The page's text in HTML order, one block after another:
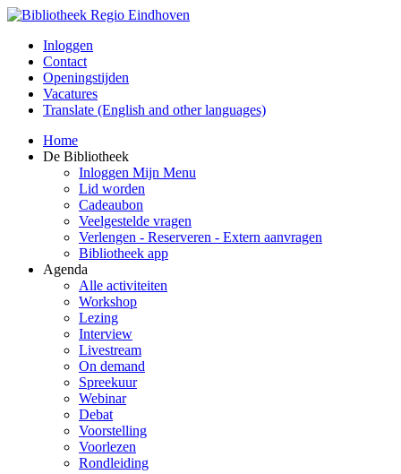
Inloggen
Contact
Openingstijden
Vacatures
Translate (English and other languages)
Home
De Bibliotheek
Inloggen Mijn Menu
Lid worden
Cadeaubon
Veelgestelde vragen
Verlengen - Reserveren - Extern aanvragen
Bibliotheek app
Agenda
Alle activiteiten
Workshop
Lezing
Interview
Livestream
On demand
Spreekuur
Webinar
Debat
Voorstelling
Voorlezen
Rondleiding